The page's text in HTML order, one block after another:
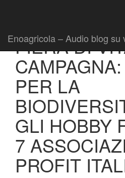
Enoagricola – Audio blog su
FIERA DI
PER LA
GLI HOBBY
7
PROFIT